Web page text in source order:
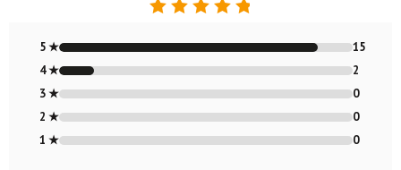
4.88/ 5
5 ★
15
4 ★
2
3 ★
0
2 ★
0
1 ★
0